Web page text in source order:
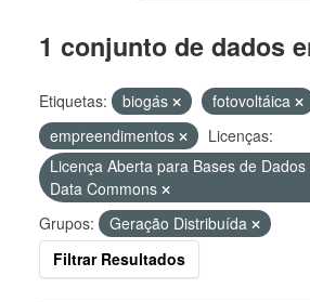
1 conjunto de dados
Etiquetas: biogás fotovoltáica
empreendimentos
Licenças:
Licença Aberta para Bases de
Data Commons
Grupos:
Geração Distribuída
Filtrar Resultados